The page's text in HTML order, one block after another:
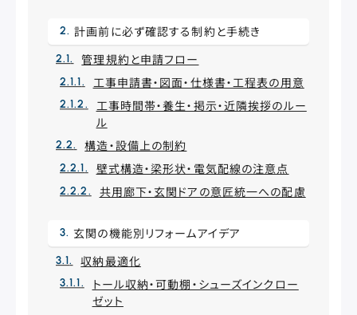
計画前に必ず確認する制約と手続き
管理規約と申請フロー
工事申請書・図面・仕様書・工程表の用意
工事時間帯・養生・掲示・近隣挨拶のルー
ル
構造・設備上の制約
壁式構造・梁形状・電気配線の注意点
共用廊下・玄関ドアの意匠統一への配慮
玄関の機能別リフォームアイデア
収納最適化
トール収納・可動棚・シューズインクロー
ゼット